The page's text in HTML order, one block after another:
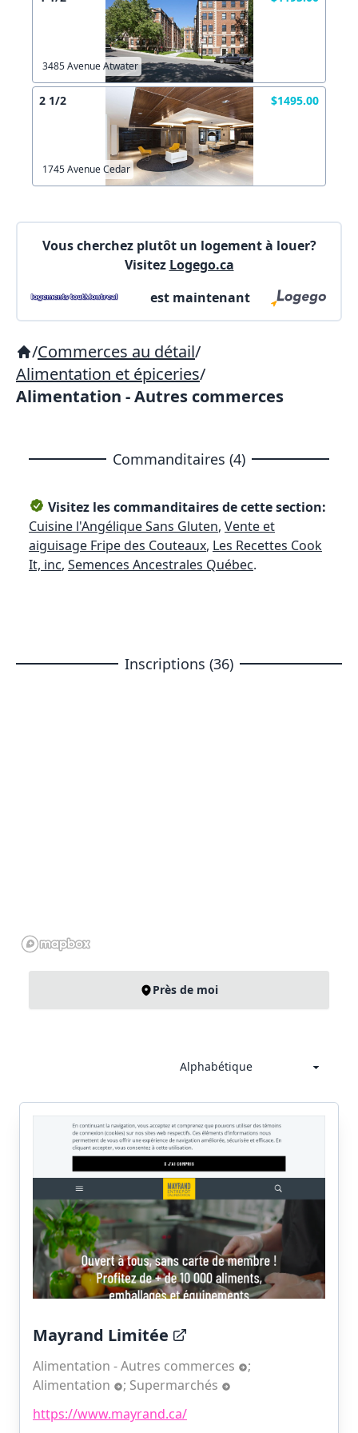
3485 Avenue Atwater
2 1/2 $1495.00
1745 Avenue Cedar
Vous cherchez plutôt un logement à louer?
Visitez Logego.ca
est maintenant
/Commerces au détail/
Alimentation et épiceries/
Alimentation - Autres commerces
Commanditaires (4)
Visitez les commanditaires de cette section:
Cuisine l'Angélique Sans Gluten, Vente et
aiguisage Fripe des Couteaux, Les Recettes Cook
It, inc, Semences Ancestrales Québec.
Inscriptions (36)
Près de moi
Mayrand Limitée
Alimentation - Autres commerces
;
Alimentation
; Supermarchés
https://www.mayrand.ca/
Copier lien
X Fermer Envoyez